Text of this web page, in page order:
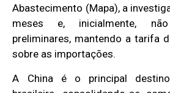
Abastecimento (Mapa), a
meses e, inicialmente,
preliminares, mantendo a tarifa
sobre as importações.
A China é o principal